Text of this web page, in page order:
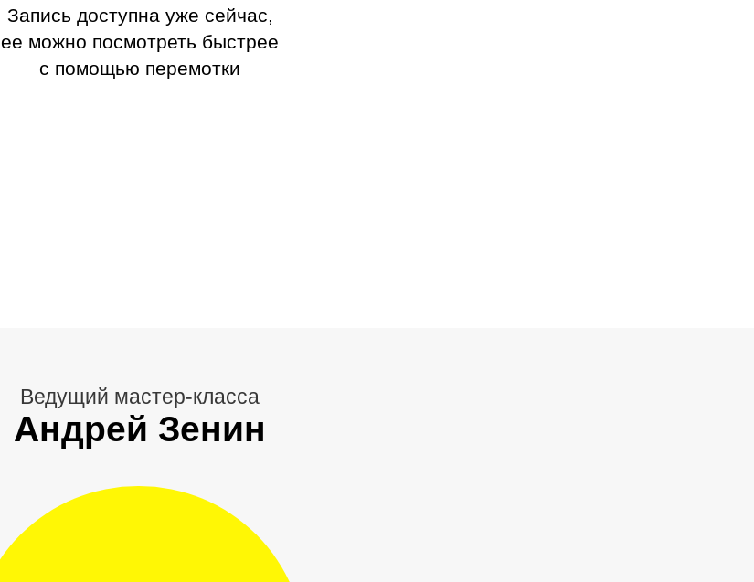
Запись доступна уже сейчас,
ее можно посмотреть быстрее
с помощью перемотки
Андрей Зенин
Ведущий мастер-класса